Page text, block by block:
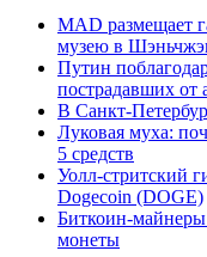
MAD размещает
музею в
Путин
пострадавших от
В Санкт-
Луковая муха:
5 средств
Уолл-стритский
Dogecoin (DOGE)
Биткоин-
монеты